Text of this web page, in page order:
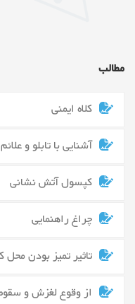
مطالب
کلاه ایمنی
آشنایی با تابلو و
کپسول آتش نشانی
چراغ راهنمایی
تاثیر تمیز بودن محل
از وقوع لغزش و